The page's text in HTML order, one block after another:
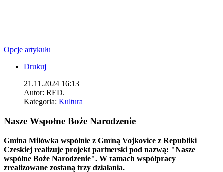
Opcje artykułu
Drukuj
21.11.2024 16:13
Autor: RED.
Kategoria: Kultura
Nasze Wspołne Boże Narodzenie
Gmina Milówka wspólnie z Gminą Vojkovice z Republiki
Czeskiej realizuje projekt partnerski pod nazwą: "Nasze
wspólne Boże Narodzenie". W ramach współpracy
zrealizowane zostaną trzy działania.